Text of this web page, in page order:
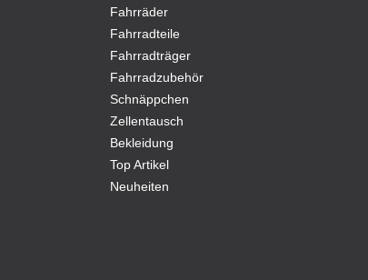
Fahrräder
Fahrradteile
Fahrradträger
Fahrradzubehör
Schnäppchen
Zellentausch
Bekleidung
Top Artikel
Neuheiten